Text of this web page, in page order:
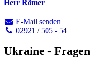
Herr Römer
E-Mail senden
02921 / 505 - 54
Ukraine - Fragen